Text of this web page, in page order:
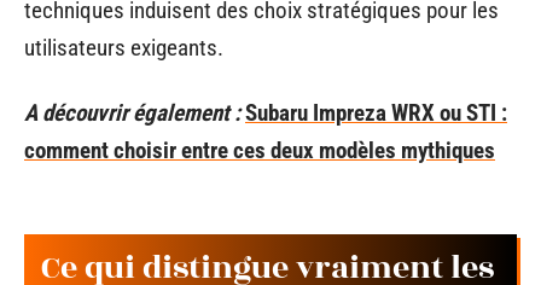
techniques induisent des choix stratégiques pour les
utilisateurs exigeants.
A découvrir également :Subaru Impreza WRX ou STI :
comment choisir entre ces deux modèles mythiques
Ce qui distingue vraiment les